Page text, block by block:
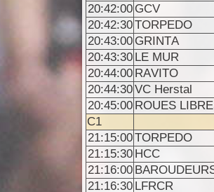
20:42:00 GCV
20:42:30TORPEDO
20:43:00 GRINTA
20:43:30 LE MUR
20:44:00 RAVITO
20:44:30VC Herstal
20:45:00 ROUES
C1
21:15:00TORPEDO
21:15:30 HCC
21:16:00
21:16:30 LFRCR